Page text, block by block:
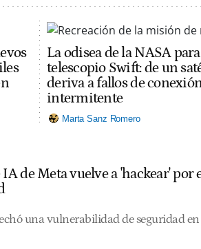
La odisea de la NASA
telescopio Swift: de un
deriva a fallos de
intermitente
Marta Sanz Romero
de Meta vuelve a 'hackear'
una vulnerabilidad de seguridad